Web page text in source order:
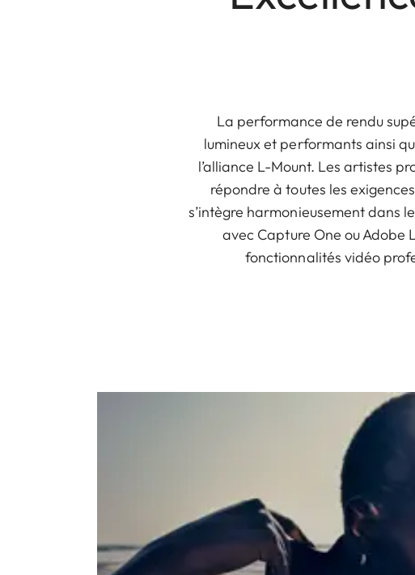
La performance de rendu
lumineux et performants ainsi
l’alliance L-Mount. Les artistes
répondre à toutes les
s’intègre harmonieusement dans
avec Capture One ou
fonctionnalités vidéo